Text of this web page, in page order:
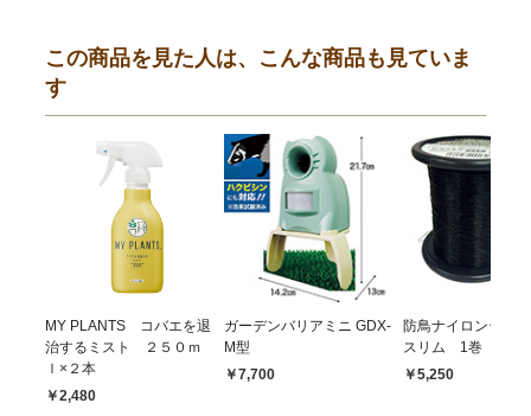
この商品を見た人は、こんな商品も見ていま
す
MY PLANTS コバエを退
治するミスト ２５０ｍ
ｌ×２本
￥2,480
ガーデンバリアミニ GDX-
M型
￥7,700
防鳥ナイロンテグ
スリム 1巻（
￥5,250